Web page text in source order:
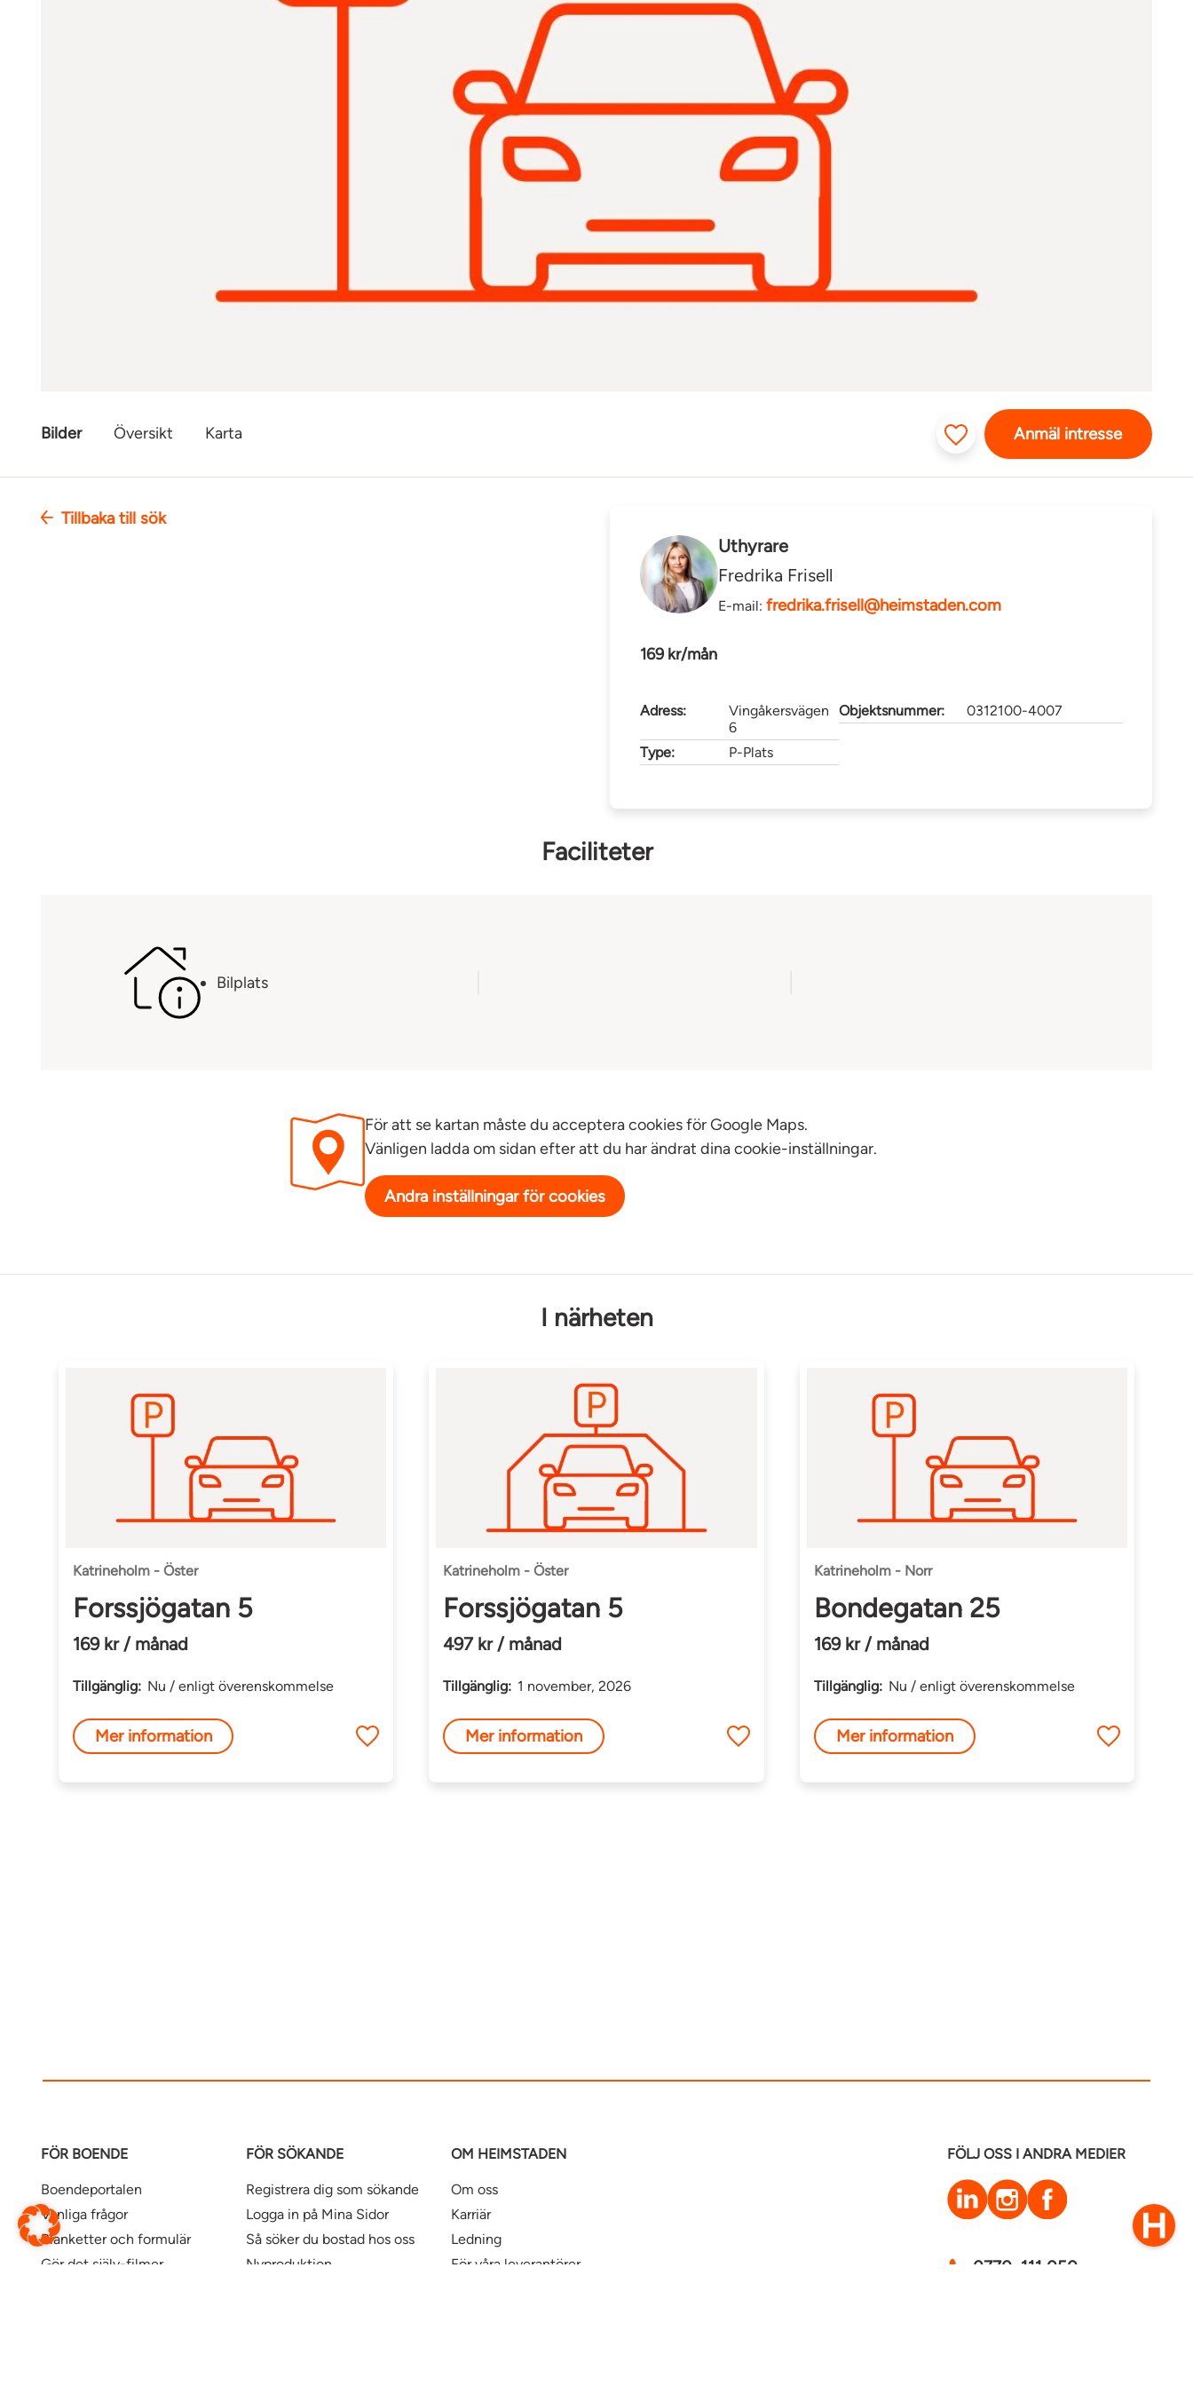
Bilder Översikt Karta Anmäl intresse
Tillbaka till sök
Uthyrare
Fredrika Frisell
E-mail: fredrika.frisell@heimstaden.com
169 kr/mån
Adress:
Vingåkersvägen
6
Type:
P-Plats
Objektsnummer: 0312100-4007
Faciliteter
Bilplats
För att se kartan måste du acceptera cookies för Google Maps.
Vänligen ladda om sidan efter att du har ändrat dina cookie-inställningar.
Andra inställningar för cookies
I närheten
Katrineholm - Öster
Forssjögatan 5
169 kr / månad
Tillgänglig: Nu / enligt överenskommelse
Mer information
Katrineholm - Öster
Forssjögatan 5
497 kr / månad
Tillgänglig: 1 november, 2026
Mer information
Katrineholm - Norr
Bondegatan 25
169 kr / månad
Tillgänglig: Nu / enligt överenskommelse
Mer information
FÖR BOENDE
Boendeportalen
Vanliga frågor
Blanketter och formulär
Gör det själv-filmer
FÖR SÖKANDE
Registrera dig som sökande
Logga in på Mina Sidor
Så söker du bostad hos oss
Nyproduktion
OM HEIMSTADEN
Om oss
Karriär
Ledning
För våra leverantörer
FÖLJ OSS I ANDRA MEDIER
LinkedInInstagramFacebook
0770–111 050